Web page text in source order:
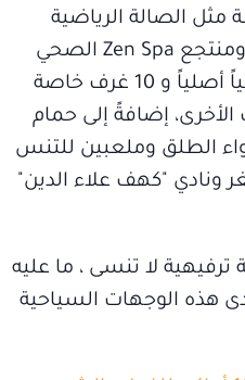
مثل الصالة الرياضية
الحديثة Bodylines، ومنتجع Zen Spa الصحي
الذي يوفر حماماً تركياً أصلياً و 10 غرف خاصة
إضافةً إلى حمام
الطلق وملعبين للتنس
"كهف علاء الدين"
لا تنسى ، ما عليه
هذه الوجهات السياحية